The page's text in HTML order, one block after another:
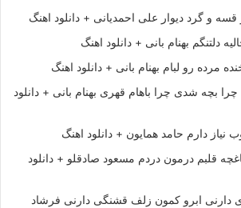
و گرد دیوار علی احمدیانی + دانلود اهنگ
دلتنگم بهنام بانی + دانلود اهنگ
مرده رو لبام بهنام بانی + دانلود اهنگ
بچه شدی چرا باهام قهری بهنام بانی + دانلود
نیاز دارم حامد همایون + دانلود اهنگ
قلبم درمون دردم مسعود صادقلو + دانلود
دارنی ابرو کمون زلف قشنگی دارنی فرشاد